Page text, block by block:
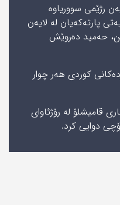
رژێمی سووریاوە
پارتەکەیان لە لایەن
حەمید دەروێش
کوردی هەر چوار
ساڵی‌ 2019 له‌ شاری قامیشلۆ له‌ رۆژئاوای‌